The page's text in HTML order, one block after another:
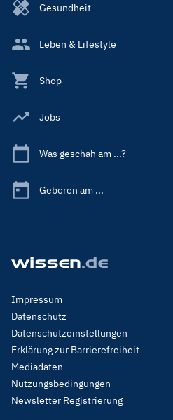
Gesundheit
Leben & Lifestyle
Shop
Jobs
Was geschah am ...?
Geboren am ...
Footer
Menu
Legal
Impressum
Datenschutz
Datenschutzeinstellungen
Erklärung zur Barrierefreiheit
Mediadaten
Nutzungsbedingungen
Newsletter Registrierung